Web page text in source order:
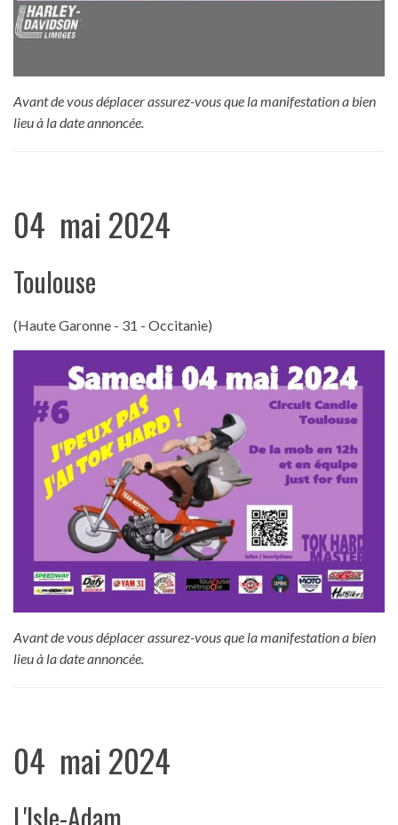
Avant de vous déplacer assurez-vous que la manifestation a bien
lieu à la date annoncée.
04 mai 2024
Toulouse
(Haute Garonne - 31 - Occitanie)
Avant de vous déplacer assurez-vous que la manifestation a bien
lieu à la date annoncée.
04 mai 2024